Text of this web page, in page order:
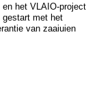
het VLAIO-project
gestart met het
van zaaiuien